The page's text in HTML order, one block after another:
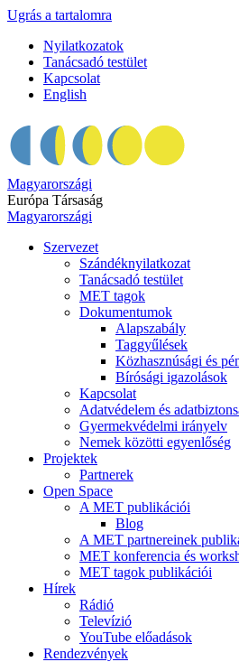
Ugrás a tartalomra
Nyilatkozatok
Tanácsadó testület
Kapcsolat
English
Magyarországi
Európa Társaság
Magyarországi
Szervezet
Szándéknyilatkozat
Tanácsadó testület
MET tagok
Dokumentumok
Alapszabály
Taggyűlések
Közhasznúsági és
Bírósági igazolások
Kapcsolat
Adatvédelem és
Gyermekvédelmi irányelv
Nemek közötti egyenlőség
Projektek
Partnerek
Open Space
A MET publikációi
Blog
A MET partnereinek
MET konferencia és
MET tagok publikációi
Hírek
Rádió
Televízió
YouTube előadások
Rendezvények